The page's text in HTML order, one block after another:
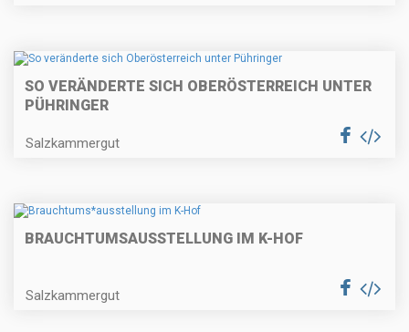
SO VERÄNDERTE SICH OBERÖSTERREICH UNTER
PÜHRINGER
Salzkammergut
BRAUCHTUMSAUSSTELLUNG IM K-HOF
Salzkammergut